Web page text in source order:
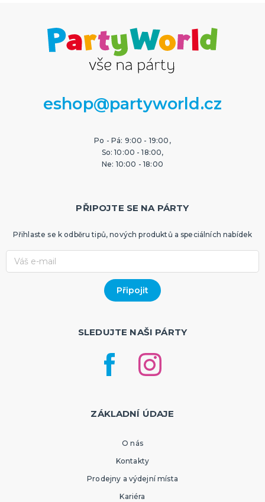
eshop@partyworld.cz
Po - Pá: 9:00 - 19:00,
So: 10:00 - 18:00,
Ne: 10:00 - 18:00
PŘIPOJTE SE NA PÁRTY
Přihlaste se k odběru tipů, nových produktů a speciálních nabídek
SLEDUJTE NAŠI PÁRTY
ZÁKLADNÍ ÚDAJE
O nás
Kontakty
Prodejny a výdejní místa
Kariéra